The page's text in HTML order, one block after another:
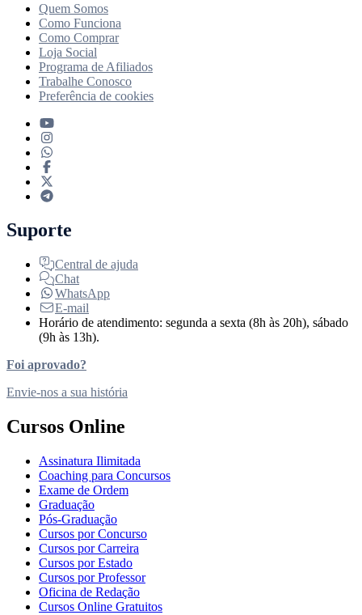
Quem Somos
Como Funciona
Como Comprar
Loja Social
Programa de Afiliados
Trabalhe Conosco
Preferência de cookies
Suporte
Central de ajuda
Chat
WhatsApp
E-mail
Horário de atendimento: segunda a sexta (8h às 20h), sábado
(9h às 13h).
Foi aprovado?
Envie-nos a sua história
Cursos Online
Assinatura Ilimitada
Coaching para Concursos
Exame de Ordem
Graduação
Pós-Graduação
Cursos por Concurso
Cursos por Carreira
Cursos por Estado
Cursos por Professor
Oficina de Redação
Cursos Online Gratuitos